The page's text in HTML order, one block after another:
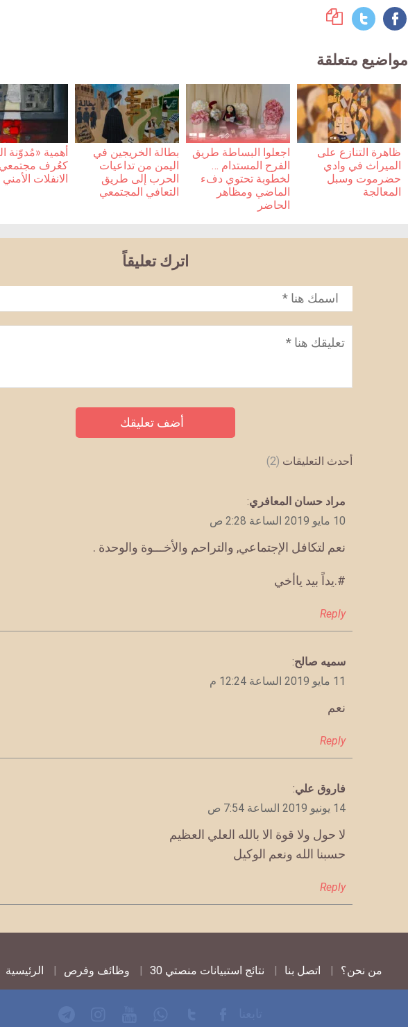
مواضيع متعلقة
ظاهرة التنازع على
الميراث في وادي
حضرموت وسبل
المعالجة
اجعلوا البساطة طريق
الفرح المستدام …
لخطوبة تحتوي دفء
الماضي ومظاهر
الحاضر
بطالة الخريجين في
اليمن من تداعيات
الحرب إلى طريق
التعافي المجتمعي
أهمية «مُدوّنة
كعُرف مجتمعي
الانفلات الأمني
اترك تعليقاً
الاسم*
تعليق
أحدث التعليقات (2)
يقول
مراد حسان المعافري:
10 مايو 2019 الساعة 2:28 ص
نعم لتكافل الإجتماعي, والتراحم والأخـــوة والوحدة .
#.يداً بيد ياأخي
Reply
يقول
سميه صالح:
11 مايو 2019 الساعة 12:24 م
نعم
Reply
يقول
فاروق علي:
14 يونيو 2019 الساعة 7:54 ص
لا حول ولا قوة الا بالله العلي العظيم
حسبنا الله ونعم الوكيل
Reply
من نحن؟ اتصل بنا نتائج استبيانات منصتي 30 وظائف وفرص الرئيسية